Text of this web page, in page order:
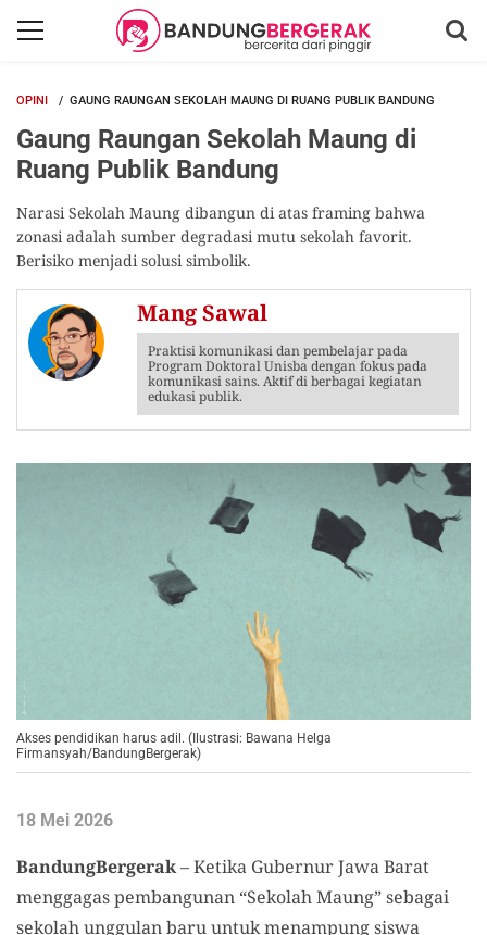
OPINI GAUNG RAUNGAN SEKOLAH MAUNG DI RUANG PUBLIK BANDUNG
Gaung Raungan Sekolah Maung di
Ruang Publik Bandung
Narasi Sekolah Maung dibangun di atas framing bahwa
zonasi adalah sumber degradasi mutu sekolah favorit.
Berisiko menjadi solusi simbolik.
Mang Sawal
Praktisi komunikasi dan pembelajar pada
Program Doktoral Unisba dengan fokus pada
komunikasi sains. Aktif di berbagai kegiatan
edukasi publik.
Akses pendidikan harus adil. (Ilustrasi: Bawana Helga
Firmansyah/BandungBergerak)
18 Mei 2026
BandungBergerak– Ketika Gubernur Jawa Barat
menggagas pembangunan “Sekolah Maung” sebagai
sekolah unggulan baru untuk menampung siswa